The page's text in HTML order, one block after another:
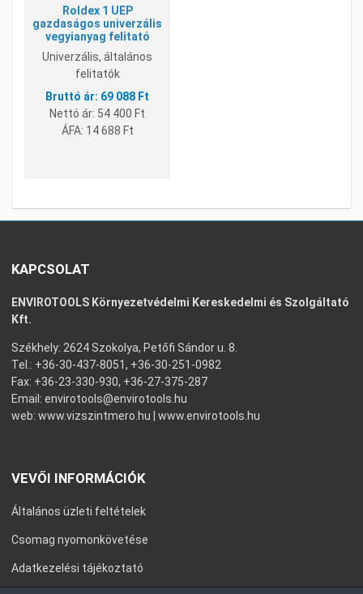
Roldex 1 UEP
gazdaságos univerzális
vegyianyag felitató
Univerzális, általános
felitatók
69 088 Ft
Nettó ár: 54 400 Ft
ÁFA: 14 688 Ft
KAPCSOLAT
ENVIROTOOLS Környezetvédelmi Kereskedelmi és Szolgáltató
Kft.
Székhely: 2624 Szokolya, Petőfi Sándor u. 8.
Tel.: +36-30-437-8051, +36-30-251-0982
Fax: +36-23-330-930, +36-27-375-287
Email: envirotools@envirotools.hu
web: www.vizszintmero.hu www.envirotools.hu
VEVŐI INFORMÁCIÓK
Általános üzleti feltételek
Csomag nyomonkövetése
Adatkezelési tájékoztató